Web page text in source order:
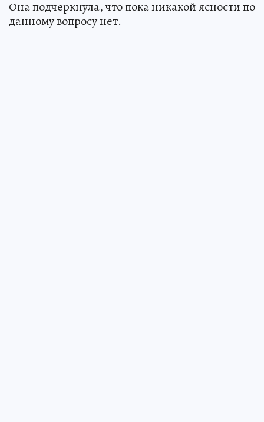
Она подчеркнула, что пока никакой ясности по
данному вопросу нет.